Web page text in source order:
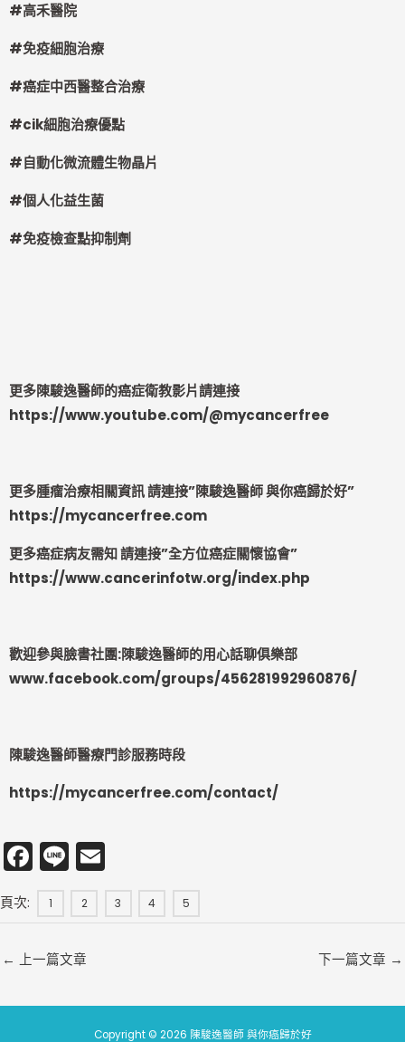
#高禾醫院
#免疫細胞治療
#癌症中西醫整合治療
#cik細胞治療優點
#自動化微流體生物晶片
#個人化益生菌
#免疫檢查點抑制劑
更多陳駿逸醫師的癌症衛教影片請連接
https://www.youtube.com/@mycancerfree
更多腫瘤治療相關資訊 請連接”陳駿逸醫師 與你癌歸於好”
https://mycancerfree.com
更多癌症病友需知 請連接”全方位癌症關懷協會”
https://www.cancerinfotw.org/index.php
歡迎參與臉書社團:陳駿逸醫師的用心話聊俱樂部
www.facebook.com/groups/456281992960876/
陳駿逸醫師醫療門診服務時段
https://mycancerfree.com/contact/
F
a
c
e
b
o
Li
n
e
m
ai
頁次: 1 2 3 4 5
← 上一篇文章 下一篇文章 →
Copyright © 2026 陳駿逸醫師 與你癌歸於好